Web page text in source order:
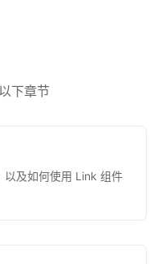
下章节
及如何使用 Link 组件